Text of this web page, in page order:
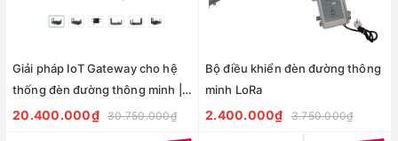
Giải pháp IoT Gateway cho hệ
thống đèn đường thông minh |
IoT Gateway UTX-3117 ZALAA
20.400.000₫ 30.750.000₫
Bộ điều khiển đèn đường thông
minh LoRa
2.400.000₫ 3.750.000₫